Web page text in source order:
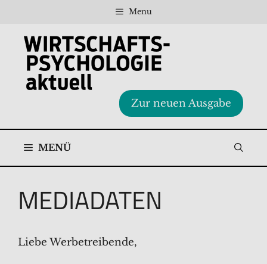
springen
Menu
Zur neuen Ausgabe
MENÜ
MEDIADATEN
Liebe Werbetreibende,